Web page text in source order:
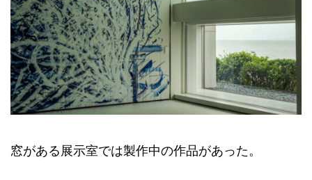
窓がある展示室では製作中の作品があった。